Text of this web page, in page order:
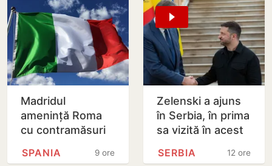
Madridul
amenință Roma
cu contramăsuri
renunță la
9 ore
SPANIA
Zelenski a ajuns
în Serbia, în prima
sa vizită în acest
tradițional al
12 ore
SERBIA